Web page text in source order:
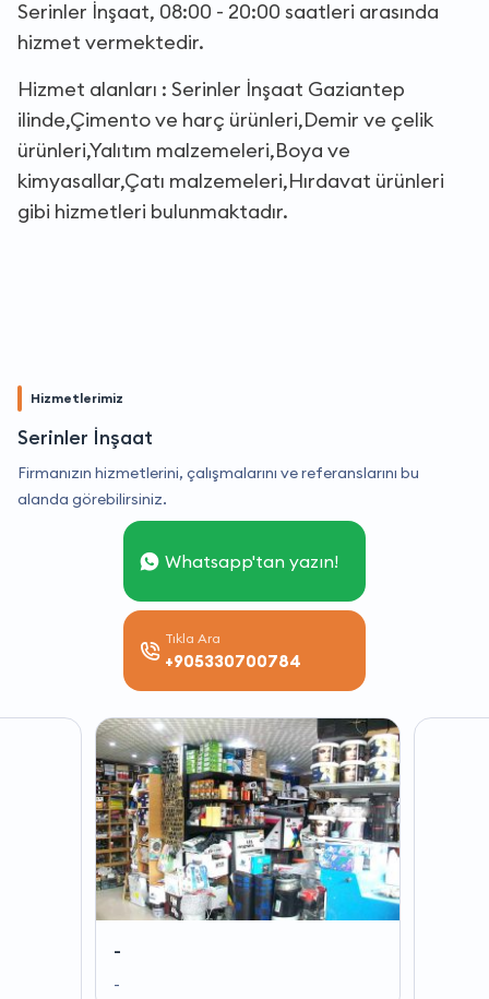
Serinler İnşaat, 08:00 - 20:00 saatleri arasında
hizmet vermektedir.
Hizmet alanları : Serinler İnşaat Gaziantep
ilinde,Çimento ve harç ürünleri,Demir ve çelik
ürünleri,Yalıtım malzemeleri,Boya ve
kimyasallar,Çatı malzemeleri,Hırdavat ürünleri
gibi hizmetleri bulunmaktadır.
Hizmetlerimiz
Serinler İnşaat
Firmanızın hizmetlerini, çalışmalarını ve referanslarını bu
alanda görebilirsiniz.
Whatsapp'tan yazın!
Tıkla Ara
+905330700784
-
-